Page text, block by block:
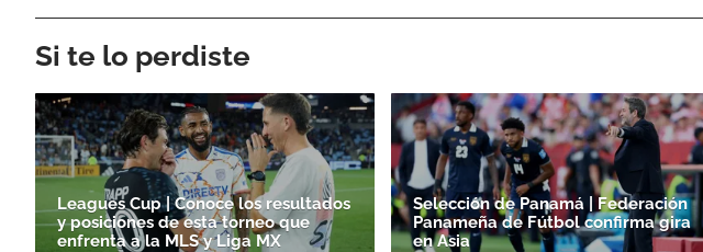
Si te lo perdiste
Leagues Cup | Conoce los resultados
y posiciones de esta torneo que
enfrenta a la MLS y Liga MX
Selección de Panamá | Federación
Panameña de Fútbol confirma gira
en Asia